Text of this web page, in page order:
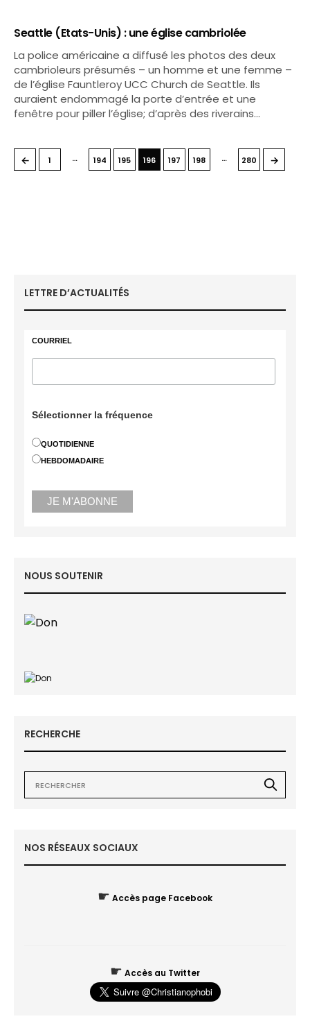
Seattle (Etats-Unis) : une église cambriolée
La police américaine a diffusé les photos des deux
cambrioleurs présumés – un homme et une femme –
de l’église Fauntleroy UCC Church de Seattle. Ils
auraient endommagé la porte d’entrée et une
fenêtre pour piller l’église; d’après des riverains…
← 1 … 194 195 196 197 198 … 280 →
LETTRE D’ACTUALITÉS
COURRIEL
Sélectionner la fréquence
QUOTIDIENNE
HEBDOMADAIRE
NOUS SOUTENIR
RECHERCHE
NOS RÉSEAUX SOCIAUX
☛ Accès page Facebook
☛ Accès au Twitter